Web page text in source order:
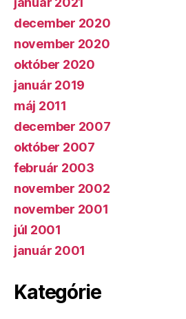
december 2020
november 2020
október 2020
január 2019
máj 2011
december 2007
október 2007
február 2003
november 2002
november 2001
júl 2001
január 2001
Kategórie